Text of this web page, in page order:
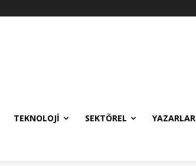
TEKNOLOJI SEKTÖREL YAZARLAR